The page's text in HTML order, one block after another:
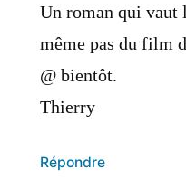
Un roman qui vaut
même pas du film
@ bientôt.
Thierry
Répondre